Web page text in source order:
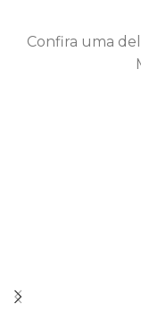
Confira uma